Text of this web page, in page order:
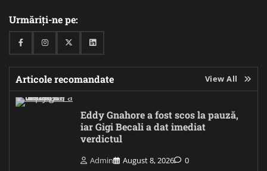
Urmăriți-ne pe:
FacebookInstagramTwitterLinkedin
Articole recomandate View All
Eddy Gnahore a fost scos la pauză,
iar Gigi Becali a dat imediat
verdictul
Admin August 8, 2026 0